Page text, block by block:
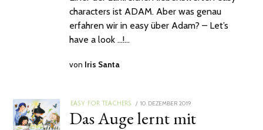
characters ist ADAM. Aber was genau
erfahren wir in easy über Adam? – Let’s
have a look …!…
von Iris Santa
EASY FOR TEACHERS
POSTED
ON
10. DEZEMBER 2019
2025
Das Auge lernt mit